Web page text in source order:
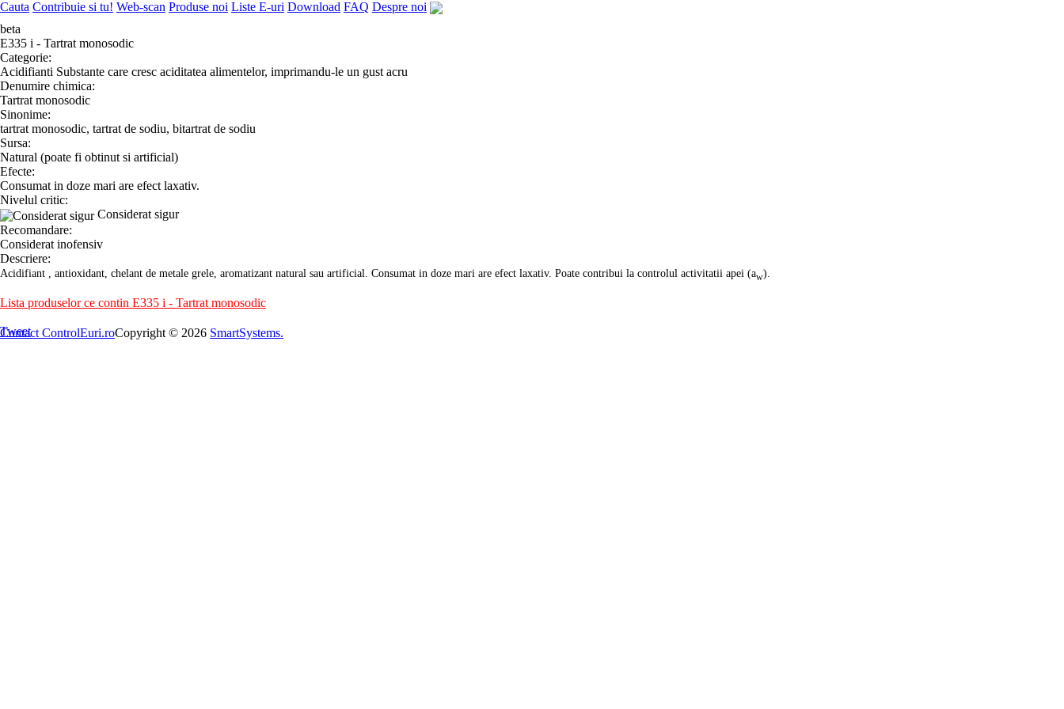
Cauta Contribuie si tu! Web-scan Produse noi Liste E-uri Download FAQ Despre noi
beta
E335 i - Tartrat monosodic
Categorie:
Acidifianti Substante care cresc aciditatea alimentelor, imprimandu-le un gust acru
Denumire chimica:
Tartrat monosodic
Sinonime:
tartrat monosodic, tartrat de sodiu, bitartrat de sodiu
Sursa:
Natural (poate fi obtinut si artificial)
Efecte:
Consumat in doze mari are efect laxativ.
Nivelul critic:
Considerat sigur
Recomandare:
Considerat inofensiv
Descriere:
Acidifiant , antioxidant, chelant de metale grele, aromatizant natural sau artificial. Consumat in doze mari are efect laxativ. Poate contribui la controlul activitatii apei (aw).
Lista produselor ce contin E335 i - Tartrat monosodic
Tweet
Contact ControlEuri.roCopyright © 2026 SmartSystems.